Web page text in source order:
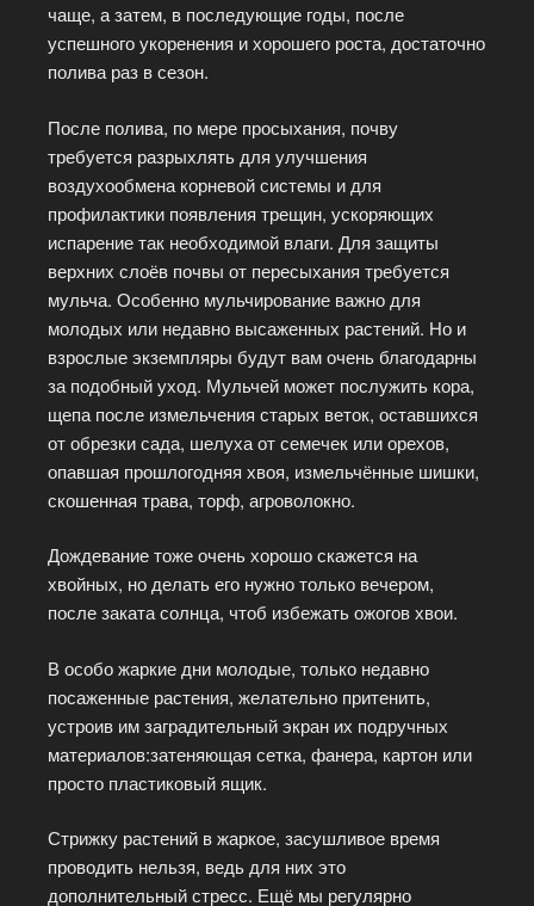
чаще, а затем, в последующие годы, после
успешного укоренения и хорошего роста, достаточно
полива раз в сезон.
После полива, по мере просыхания, почву
требуется разрыхлять для улучшения
воздухообмена корневой системы и для
профилактики появления трещин, ускоряющих
испарение так необходимой влаги. Для защиты
верхних слоёв почвы от пересыхания требуется
мульча. Особенно мульчирование важно для
молодых или недавно высаженных растений. Но и
взрослые экземпляры будут вам очень благодарны
за подобный уход. Мульчей может послужить кора,
щепа после измельчения старых веток, оставшихся
от обрезки сада, шелуха от семечек или орехов,
опавшая прошлогодняя хвоя, измельчённые шишки,
скошенная трава, торф, агроволокно.
Дождевание тоже очень хорошо скажется на
хвойных, но делать его нужно только вечером,
после заката солнца, чтоб избежать ожогов хвои.
В особо жаркие дни молодые, только недавно
посаженные растения, желательно притенить,
устроив им заградительный экран их подручных
материалов:затеняющая сетка, фанера, картон или
просто пластиковый ящик.
Стрижку растений в жаркое, засушливое время
проводить нельзя, ведь для них это
дополнительный стресс. Ещё мы регулярно